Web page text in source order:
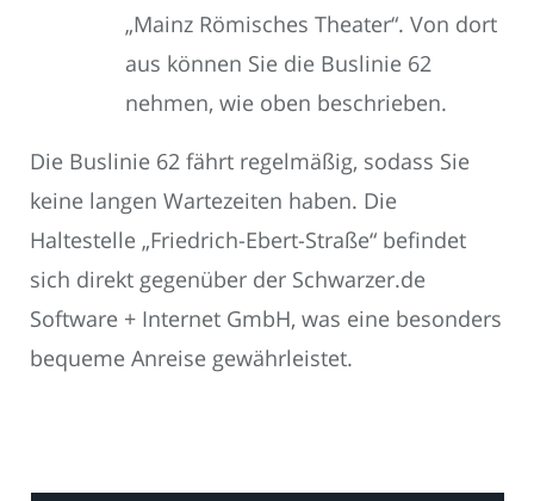
„Mainz Römisches Theater“. Von dort
aus können Sie die Buslinie 62
nehmen, wie oben beschrieben.
Die Buslinie 62 fährt regelmäßig, sodass Sie
keine langen Wartezeiten haben. Die
Haltestelle „Friedrich-Ebert-Straße“ befindet
sich direkt gegenüber der Schwarzer.de
Software + Internet GmbH, was eine besonders
bequeme Anreise gewährleistet.